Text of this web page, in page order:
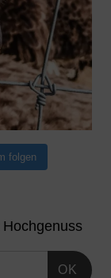
folgen
OK